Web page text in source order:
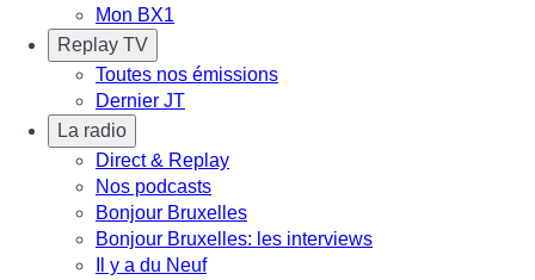
Mon BX1
Replay TV
Toutes nos émissions
Dernier JT
La radio
Direct & Replay
Nos podcasts
Bonjour Bruxelles
Bonjour Bruxelles: les interviews
Il y a du Neuf